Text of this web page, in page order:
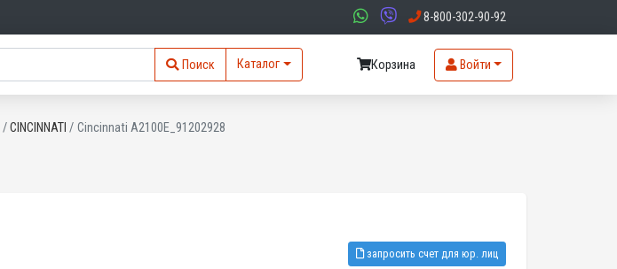
8-800-302-90-92
Поиск Каталог Корзина Войти
CINCINNATI Cincinnati A2100E_91202928
запросить счет для юр. лиц